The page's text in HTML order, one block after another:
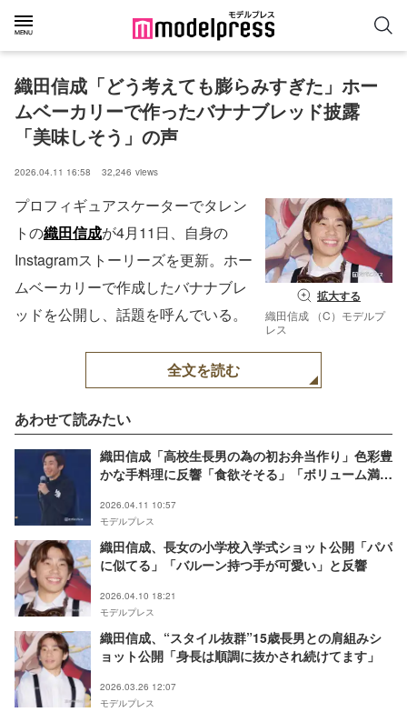
織田信成「どう考えても膨らみすぎた」ホー
ムベーカリーで作ったバナナブレッド披露
「美味しそう」の声
2026.04.11 16:58 32,246 views
拡大する
織田信成 （C）モデルプ
レス
プロフィギュアスケーターでタレン
トの織田信成が4月11日、自身の
Instagramストーリーズを更新。ホー
ムベーカリーで作成したバナナブレ
ッドを公開し、話題を呼んでいる。
全文を読む
あわせて読みたい
織田信成「高校生長男の為の初お弁当作り」色彩豊
かな手料理に反響「食欲そそる」「ボリューム満
2026.04.11 10:57
モデルプレス
織田信成、長女の小学校入学式ショット公開「パパ
に似てる」「バルーン持つ手が可愛い」と反響
2026.04.10 18:21
モデルプレス
織田信成、“スタイル抜群”15歳長男との肩組みシ
ョット公開「身長は順調に抜かされ続けてます」
2026.03.26 12:07
モデルプレス